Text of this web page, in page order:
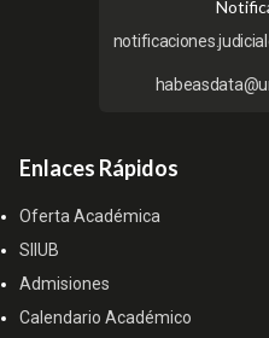
Enlaces Rápidos
Oferta Académica
SIIUB
Admisiones
Calendario Académico